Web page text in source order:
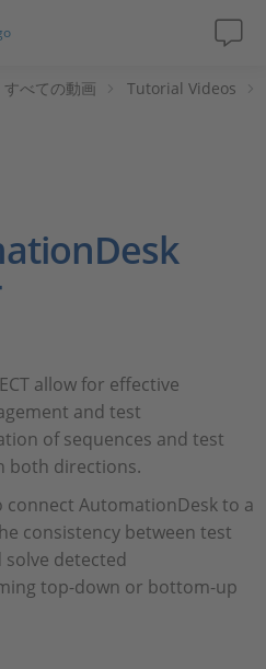
すべての動画 Tutorial Videos
allow for effective
and test
of sequences and test
both directions.
connect AutomationDesk to a
consistency between test
solve detected
top-down or bottom-up